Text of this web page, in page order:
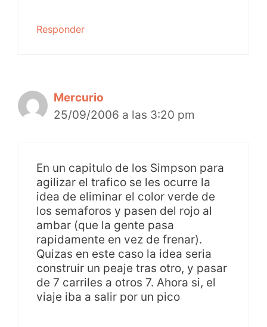
Responder
Mercurio
25/09/2006 a las 3:20 pm
En un capitulo de los Simpson para
agilizar el trafico se les ocurre la
idea de eliminar el color verde de
los semaforos y pasen del rojo al
ambar (que la gente pasa
rapidamente en vez de frenar).
Quizas en este caso la idea seria
construir un peaje tras otro, y pasar
de 7 carriles a otros 7. Ahora si, el
viaje iba a salir por un pico